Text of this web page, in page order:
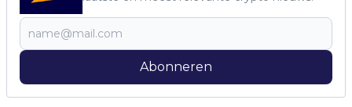
Abonneren